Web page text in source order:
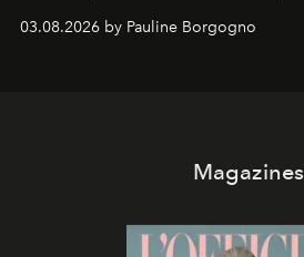
03.08.2026 by Pauline Borgogno
Magazines